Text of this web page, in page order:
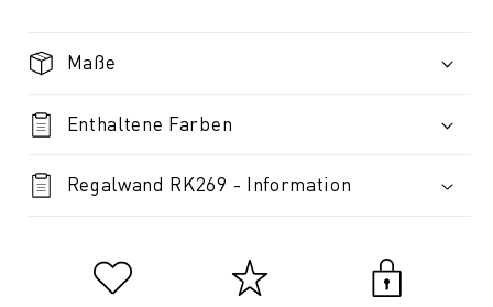
Maße
Enthaltene Farben
Regalwand RK269 - Information